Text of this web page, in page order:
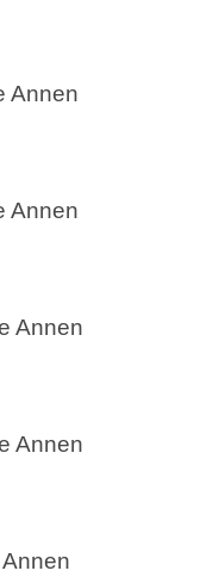
Annen
Annen
Annen
Annen